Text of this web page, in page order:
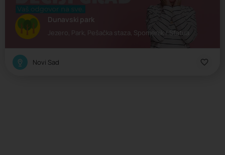
Dunavski park
Jezero, Park, Pešačka staza, Spomenik / Statua
Novi Sad